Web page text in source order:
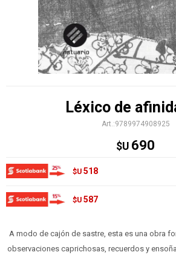
Léxico de
9789974908925
$U 690
$U 518
$U 587
A modo de cajón de sastre, esta es una obra
observaciones caprichosas, recuerdos y